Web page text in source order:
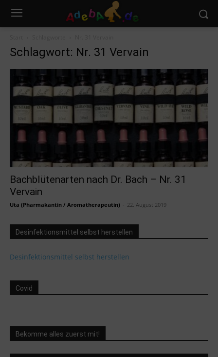
Schlagwort: Nr. 31 Vervain
Bachblütenarten nach Dr. Bach – Nr. 31
Vervain
Uta (Pharmakantin / Aromatherapeutin) 22. August 2019
Desinfektionsmittel selbst herstellen
Desinfektionsmittel selbst herstellen
Covid
Bekomme alles zuerst mit!